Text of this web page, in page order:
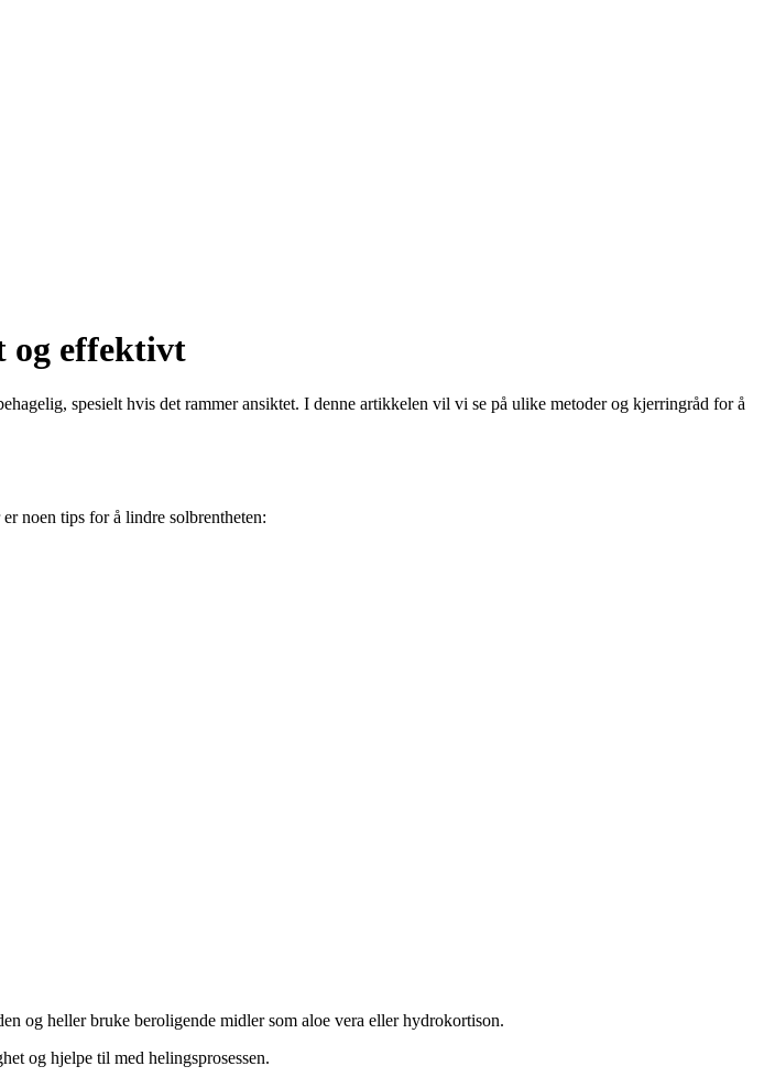
og effektivt
spesielt hvis det rammer ansiktet. I denne artikkelen vil vi se på ulike metoder og kjerringråd for å
noen tips for å lindre solbrentheten:
og heller bruke beroligende midler som aloe vera eller hydrokortison.
og hjelpe til med helingsprosessen.